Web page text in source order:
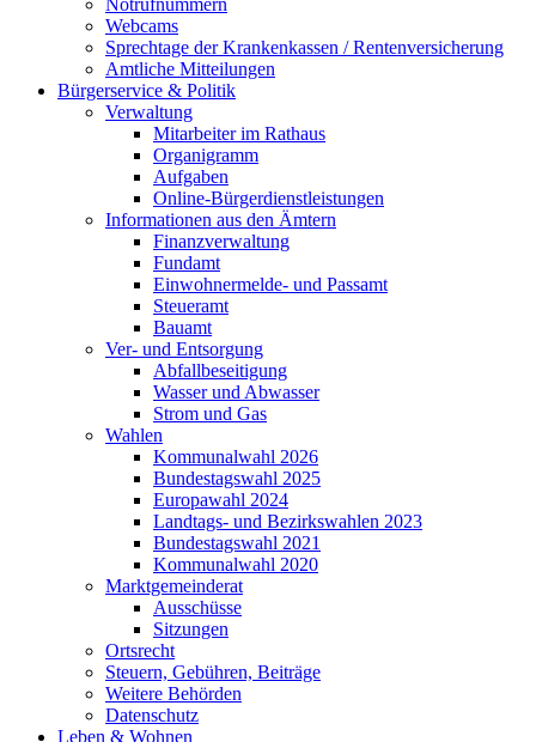
Notrufnummern
Webcams
Sprechtage der Krankenkassen / Rentenversicherung
Amtliche Mitteilungen
Bürgerservice & Politik
Verwaltung
Mitarbeiter im Rathaus
Organigramm
Aufgaben
Online-Bürgerdienstleistungen
Informationen aus den Ämtern
Finanzverwaltung
Fundamt
Einwohnermelde- und Passamt
Steueramt
Bauamt
Ver- und Entsorgung
Abfallbeseitigung
Wasser und Abwasser
Strom und Gas
Wahlen
Kommunalwahl 2026
Bundestagswahl 2025
Europawahl 2024
Landtags- und Bezirkswahlen 2023
Bundestagswahl 2021
Kommunalwahl 2020
Marktgemeinderat
Ausschüsse
Sitzungen
Ortsrecht
Steuern, Gebühren, Beiträge
Weitere Behörden
Datenschutz
Leben & Wohnen